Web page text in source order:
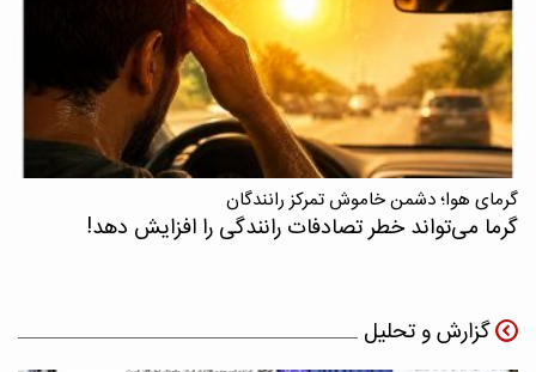
گرمای هوا؛ دشمن خاموش تمرکز رانندگان
گرما می‌تواند خطر تصادفات رانندگی را افزایش دهد!
گزارش و تحلیل